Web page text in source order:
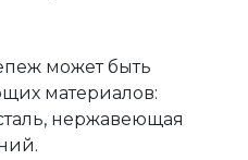
может быть
материалов:
нержавеющая